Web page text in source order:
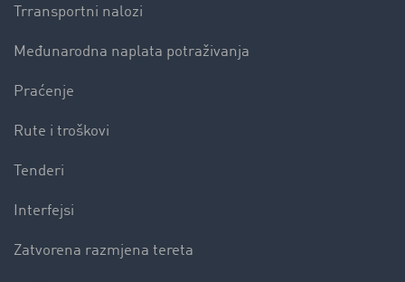
Trransportni nalozi
Međunarodna naplata potraživanja
Praćenje
Rute i troškovi
Tenderi
Interfejsi
Zatvorena razmjena tereta